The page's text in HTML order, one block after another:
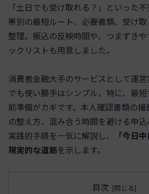
「土日でも受け取れる？」といった
帯別の最短ルート、必要書類、受け
整理。振込の反映時間や、つまずき
ックリストも用意しました。
消費者金融大手のサービスとして運
でも使い勝手はシンプル。特に、最
前準備がカギです。本人確認書類の
の整え方、混み合う時間を避ける申込
実践的手順を一気に解説し、
「今日
現実的な道筋を示します。
目次